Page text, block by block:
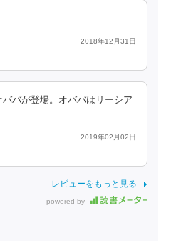
2018年12月31日
バが登場。オババはリーシア
2019年02月02日
レビューをもっと見る
powered by